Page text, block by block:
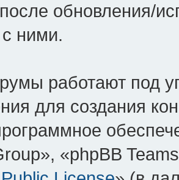
обновления/
ними.
работают под
для создания
«phpBB